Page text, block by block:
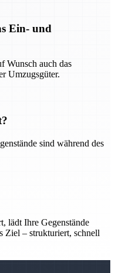
Ein- und
Wunsch auch das
Umzugsgüter.
sind während des
lädt Ihre Gegenstände
Ziel – strukturiert, schnell